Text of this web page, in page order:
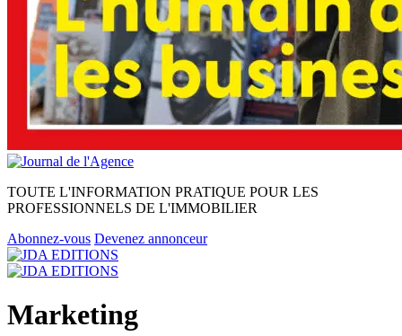
TOUTE L'INFORMATION PRATIQUE POUR LES
PROFESSIONNELS DE L'IMMOBILIER
Abonnez-vous Devenez annonceur
Marketing